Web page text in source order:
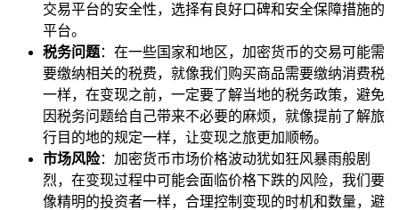
交易平台的安全性，选择有良好口碑和安全保障措施的
平台。
税务问题：在一些国家和地区，加密货币的交易可能需
要缴纳相关的税费，就像我们购买商品需要缴纳消费税
一样，在变现之前，一定要了解当地的税务政策，避免
因税务问题给自己带来不必要的麻烦，就像提前了解旅
行目的地的规定一样，让变现之旅更加顺畅。
市场风险：加密货币市场价格波动犹如狂风暴雨般剧
烈，在变现过程中可能会面临价格下跌的风险，我们要
像精明的投资者一样，合理控制变现的时机和数量，避